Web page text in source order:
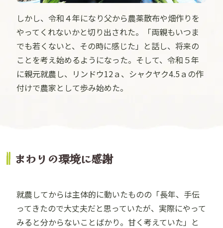
しかし、令和４年になり父から農薬散布や畑作りを
やってくれないかと切り出された。「両親もいつま
でも若くないと、その時に感じた」と話し、将来の
ことを考え始めるようになった。そして、令和５年
に親元就農し、リンドウ12ａ、シャクヤク4.5ａの作
付けで農家として歩み始めた。
まわりの環境に感謝
就農してからは主体的に動いたものの「長年、手伝
ってきたので大丈夫だと思っていたが、実際にやって
みると分からないことばかり。甘く考えていた」と